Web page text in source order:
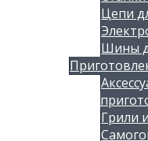
Цепи
Шины
Грили